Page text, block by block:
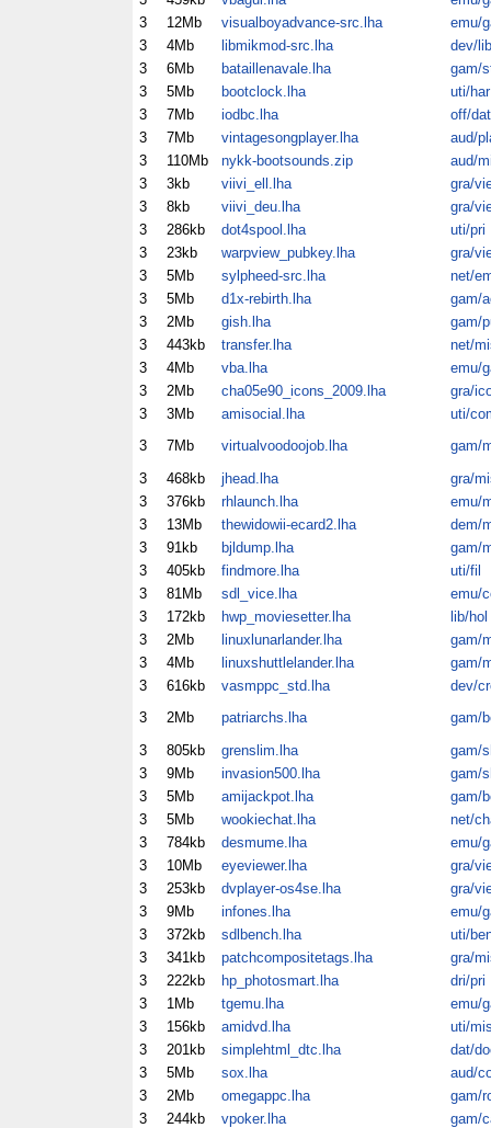
3
12Mb visualboyadvance-src.lha
emu/
3
4Mb libmikmod-src.lha
dev/
3
6Mb bataillenavale.lha
gam/
3
5Mb bootclock.lha
uti/har
3
7Mb iodbc.lha
off/dat
3
7Mb vintagesongplayer.lha
aud/
3
110Mb nykk-bootsounds.zip
aud/
3
3kb viivi_ell.lha
gra/
3
8kb viivi_deu.lha
gra/
3
286kb dot4spool.lha
uti/pri
3
23kb warpview_pubkey.lha
gra/
3
5Mb sylpheed-src.lha
net/
3
5Mb d1x-rebirth.lha
gam/
3
2Mb gish.lha
gam/
3
443kb transfer.lha
net/
3
4Mb vba.lha
emu/
3
2Mb cha05e90_icons_2009.lha
gra/
3
3Mb amisocial.lha
uti/
3
7Mb virtualvoodoojob.lha
gam/
3
468kb jhead.lha
gra/
3
376kb rhlaunch.lha
emu/
3
13Mb thewidowii-ecard2.lha
dem/
3
91kb bjldump.lha
gam/
3
405kb findmore.lha
uti/fil
3
81Mb sdl_vice.lha
emu/
3
172kb hwp_moviesetter.lha
lib/hol
3
2Mb linuxlunarlander.lha
gam/
3
4Mb linuxshuttlelander.lha
gam/
3
616kb vasmppc_std.lha
dev/
3
2Mb patriarchs.lha
gam/
3
805kb grenslim.lha
gam/
3
9Mb invasion500.lha
gam/
3
5Mb amijackpot.lha
gam/
3
5Mb wookiechat.lha
net/
3
784kb desmume.lha
emu/
3
10Mb eyeviewer.lha
gra/
3
253kb dvplayer-os4se.lha
gra/
3
9Mb infones.lha
emu/
3
372kb sdlbench.lha
uti/
3
341kb patchcompositetags.lha
gra/
3
222kb hp_photosmart.lha
dri/pri
3
1Mb tgemu.lha
emu/
3
156kb amidvd.lha
uti/
3
201kb simplehtml_dtc.lha
dat/
3
5Mb sox.lha
aud/
3
2Mb omegappc.lha
gam/
3
244kb vpoker.lha
gam/